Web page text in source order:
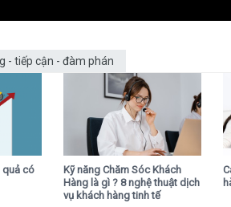
- tiếp cận - đàm phán
quả có
Kỹ năng Chăm Sóc Khách
Hàng là gì ? 8 nghệ thuật dịch
vụ khách hàng tinh tế